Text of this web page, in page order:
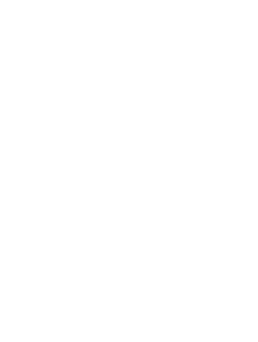
מותאמות אישית
וריכוזלמידה ומיקוד עמוק